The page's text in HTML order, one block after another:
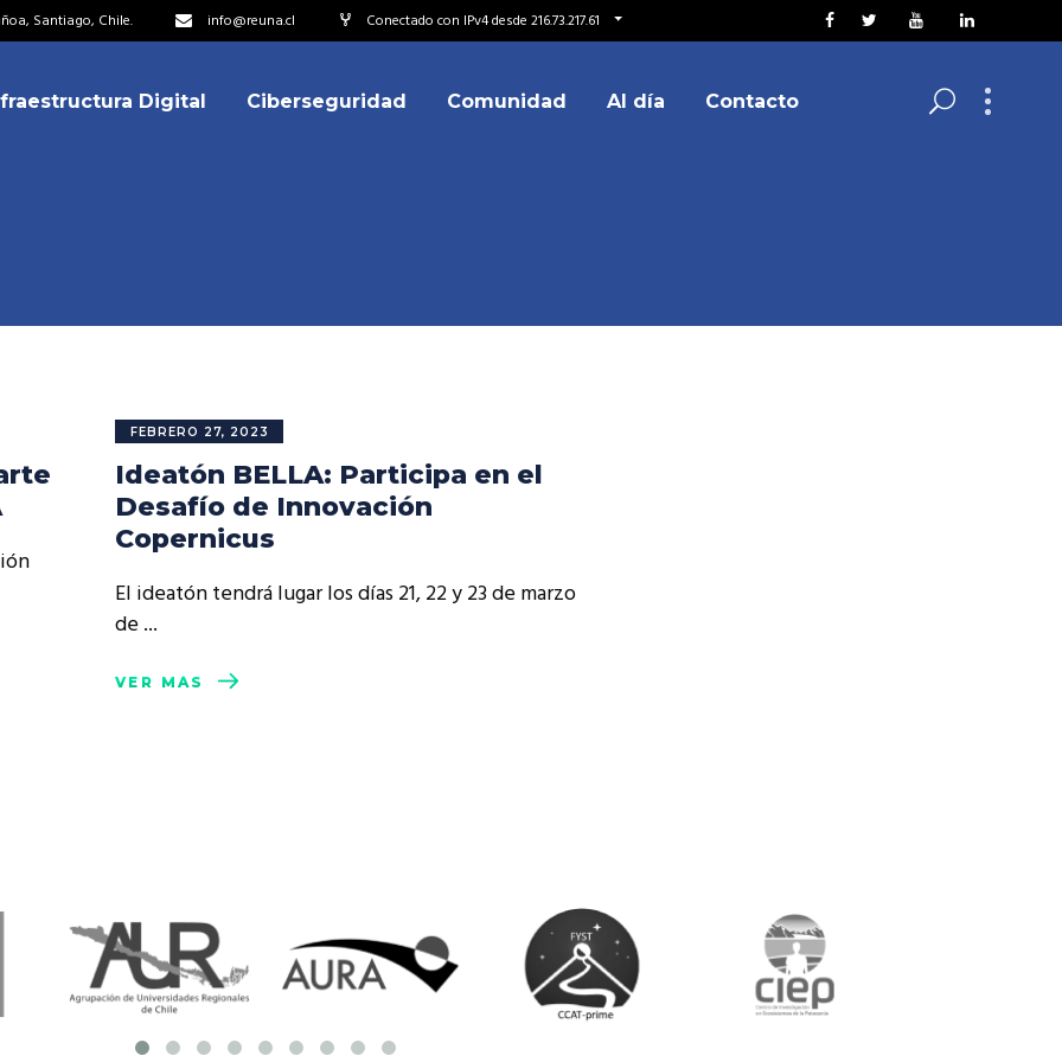
Santiago, Chile. info@reuna.cl Conectado con IPv4 desde 216.73.217.61
de Colaboración
Técnicos
integrarse a REUNA
Digital Ciberseguridad Comunidad Al día Contacto
integrarse a REUNAFEBRERO 27, 2023
Ideatón BELLA: Participa en el
Desafío de Innovación
Copernicus
El ideatón tendrá lugar los días 21, 22 y 23 de marzo
de
VER MÁS